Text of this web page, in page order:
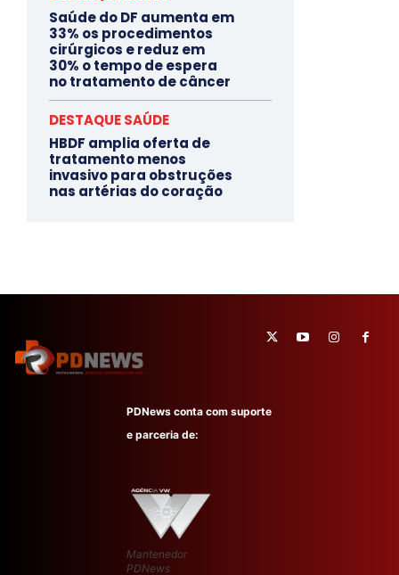
Saúde do DF aumenta em
33% os procedimentos
cirúrgicos e reduz em
30% o tempo de espera
no tratamento de câncer
DESTAQUE SAÚDE
HBDF amplia oferta de
tratamento menos
invasivo para obstruções
nas artérias do coração
PDNews conta com suporte
e parceria de:
Mantenedor
PDNews